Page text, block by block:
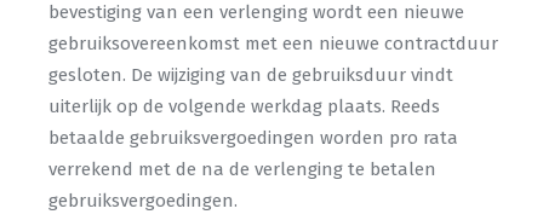
bevestiging van een verlenging wordt een nieuwe
gebruiksovereenkomst met een nieuwe contractduur
gesloten. De wijziging van de gebruiksduur vindt
uiterlijk op de volgende werkdag plaats. Reeds
betaalde gebruiksvergoedingen worden pro rata
verrekend met de na de verlenging te betalen
gebruiksvergoedingen.